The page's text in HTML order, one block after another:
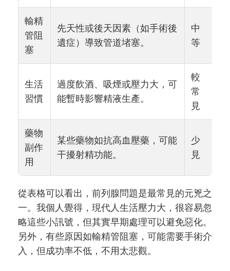
輸精
管阻
塞
先天性或後天因素（如手術後
遺症）導致管道堵塞。
中
等
生活
習慣
過度飲酒、吸煙或壓力大，可
能暫時影響精液生產。
較
常
見
藥物
副作
用
某些藥物如抗高血壓藥，可能
干擾射精功能。
少
見
從表格可以看出，前列腺問題是最常見的元兇之
一。我個人覺得，現代人生活壓力大，很容易忽
略這些小訊號，但其實早期處理可以避免惡化。
另外，有些原因如輸精管阻塞，可能需要手術介
入，但成功率不低，不用太悲觀。